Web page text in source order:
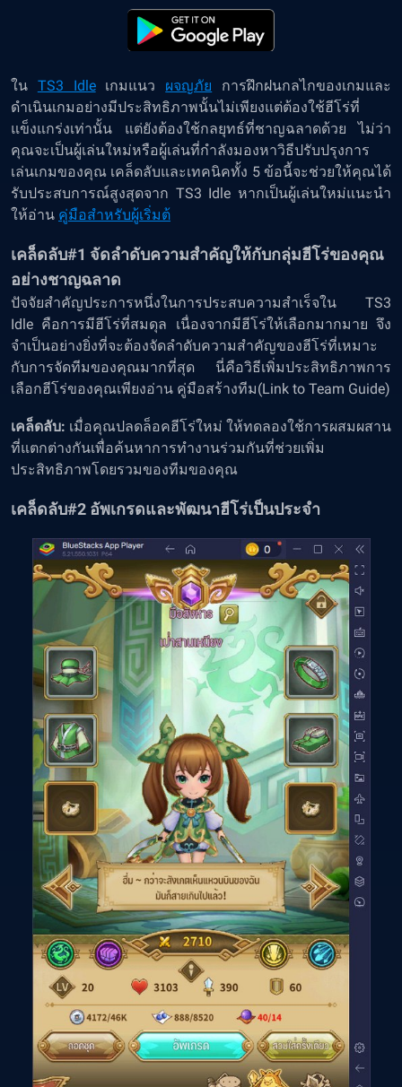
ใน TS3 Idleเกมแนว ผจญภัย การฝึกฝนกลไกของเกมและ
ดำเนินเกมอย่างมีประสิทธิภาพนั้นไม่เพียงแต่ต้องใช้ฮีโร่ที่
แข็งแกร่งเท่านั้น แต่ยังต้องใช้กลยุทธ์ที่ชาญฉลาดด้วย ไม่ว่า
คุณจะเป็นผู้เล่นใหม่หรือผู้เล่นที่กำลังมองหาวิธีปรับปรุงการ
เล่นเกมของคุณ เคล็ดลับและเทคนิคทั้ง 5 ข้อนี้จะช่วยให้คุณได้
รับประสบการณ์สูงสุดจาก TS3 Idle หากเป็นผู้เล่นใหม่แนะนำ
ให้อ่าน คู่มือสำหรับผู้เริ่มต้
เคล็ดลับ#1 จัดลำดับความสำคัญให้กับกลุ่มฮีโร่ของคุณ
อย่างชาญฉลาด
ปัจจัยสำคัญประการหนึ่งในการประสบความสำเร็จใน TS3
Idle คือการมีฮีโร่ที่สมดุล เนื่องจากมีฮีโร่ให้เลือกมากมาย จึง
จำเป็นอย่างยิ่งที่จะต้องจัดลำดับความสำคัญของฮีโร่ที่เหมาะ
กับการจัดทีมของคุณมากที่สุด นี่คือวิธีเพิ่มประสิทธิภาพการ
เลือกฮีโร่ของคุณเพียงอ่าน คู่มือสร้างทีม(Link to Team Guide)
เคล็ดลับ: เมื่อคุณปลดล็อคฮีโร่ใหม่ ให้ทดลองใช้การผสมผสาน
ที่แตกต่างกันเพื่อค้นหาการทำงานร่วมกันที่ช่วยเพิ่ม
ประสิทธิภาพโดยรวมของทีมของคุณ
เคล็ดลับ#2 อัพเกรดและพัฒนาฮีโร่เป็นประจำ